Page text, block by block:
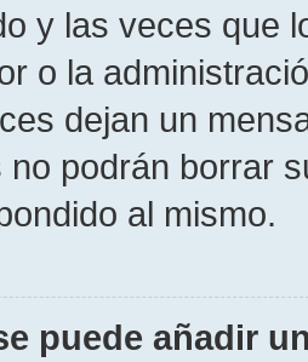
y las veces que
o la
dejan un
no podrán borrar
al mismo.
puede añadir